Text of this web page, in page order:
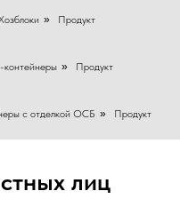
» Продукт
контейнеры » Продукт
с отделкой ОСБ » Продукт
лиц